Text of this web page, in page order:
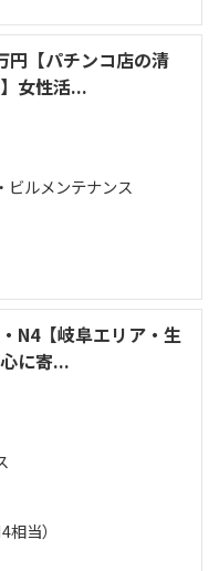
円【パチンコ店の清
女性活...
ビルメンテナンス
N4【岐阜エリア・生
に寄...
当）